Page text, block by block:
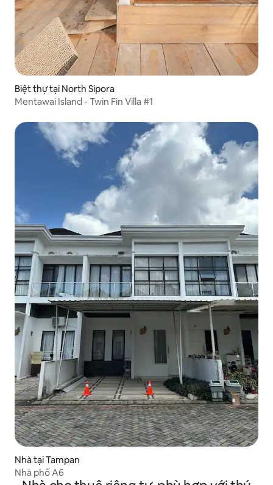
Biệt thự tại North Sipora
Mentawai Island - Twin Fin Villa #1
Nhà tại Tampan
Nhà phố A6